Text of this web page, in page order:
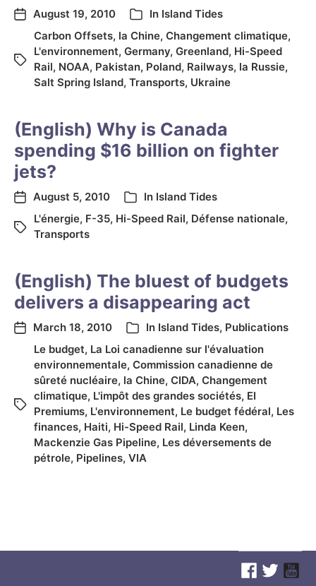
August 19, 2010 In Island Tides
Carbon Offsets, la Chine, Changement climatique,
L'environnement, Germany, Greenland, Hi-Speed
Rail, NOAA, Pakistan, Poland, Railways, la Russie,
Salt Spring Island, Transports, Ukraine
(English) Why is Canada
spending $16 billion on fighter
jets?
August 5, 2010 In Island Tides
L'énergie, F-35, Hi-Speed Rail, Défense nationale,
Transports
(English) The bluest of budgets
delivers a disappearing act
March 18, 2010 In Island Tides, Publications
Le budget, La Loi canadienne sur l'évaluation
environnementale, Commission canadienne de
sûreté nucléaire, la Chine, CIDA, Changement
climatique, L'impôt des grandes sociétés, EI
Premiums, L'environnement, Le budget fédéral, Les
finances, Haiti, Hi-Speed Rail, Linda Keen,
Mackenzie Gas Pipeline, Les déversements de
pétrole, Pipelines, VIA